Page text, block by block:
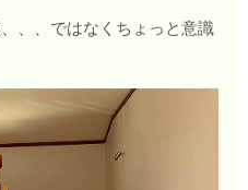
、、ではなくちょっと意識